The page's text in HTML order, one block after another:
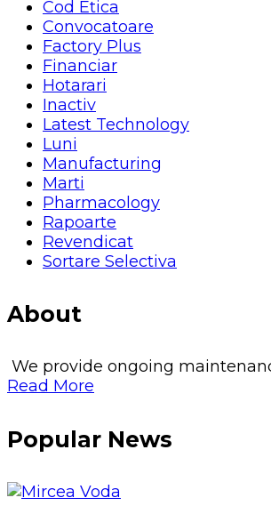
Cod Etica
Convocatoare
Factory Plus
Financiar
Hotarari
Inactiv
Latest Technology
Luni
Manufacturing
Marti
Pharmacology
Rapoarte
Revendicat
Sortare Selectiva
About
We provide ongoing
Read More
Popular News